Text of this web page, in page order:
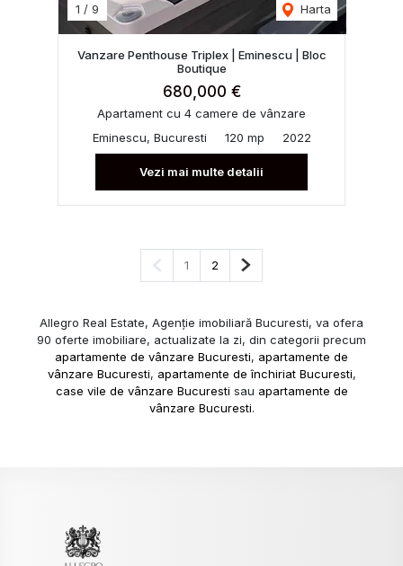
1 / 9 Harta
Vanzare Penthouse Triplex | Eminescu | Bloc
Boutique
680,000 €
Apartament cu 4 camere de vânzare
Eminescu, Bucuresti
120 mp 2022
Vezi mai multe detalii
Pagina anterioară
1 2 Pagina următoare
Allegro Real Estate, Agenție imobiliară Bucuresti, va ofera
90 oferte imobiliare, actualizate la zi, din categorii precum
apartamente de vânzare Bucuresti, apartamente de
vânzare Bucuresti, apartamente de închiriat Bucuresti,
case vile de vânzare Bucuresti sau apartamente de
vânzare Bucuresti.